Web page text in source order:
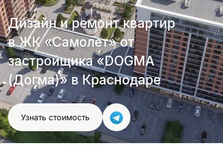
Обсудить
проект
Дизайн и ремонт квартир
в ЖК «Самолет» от
застройщика «DOGMA
(Догма)» в Краснодаре
Узнать стоимость